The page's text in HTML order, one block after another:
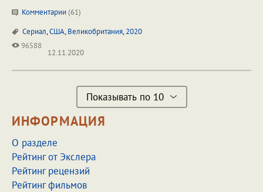
Комментарии (61)
Сериал,США,Великобритания,2020
96588
12.11.2020
Показывать по 10
ИНФОРМАЦИЯ
О разделе
Рейтинг от Экслера
Рейтинг рецензий
Рейтинг фильмов